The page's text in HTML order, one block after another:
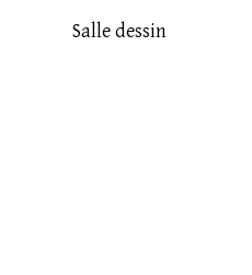
Salle dessin